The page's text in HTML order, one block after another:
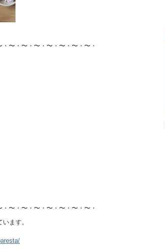
〜・〜・〜・〜・〜・〜・〜・
〜・〜・〜・〜・〜・〜・〜・
ます。